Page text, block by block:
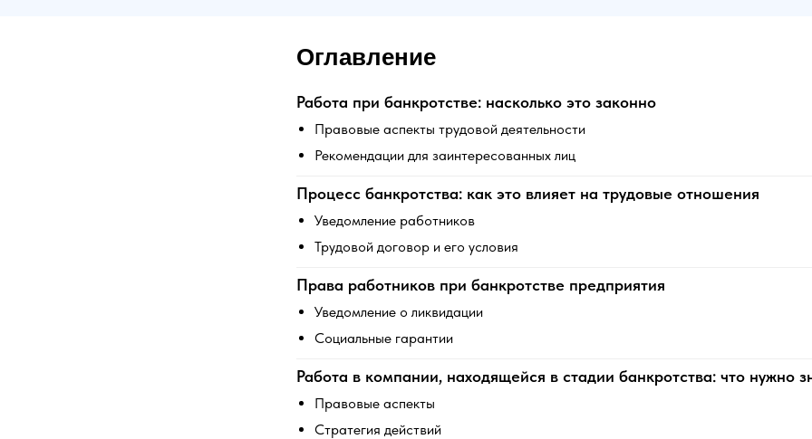
Оглавление
Работа при банкротстве: насколько это законно
Правовые аспекты трудовой деятельности
Рекомендации для заинтересованных лиц
Процесс банкротства: как это влияет на трудовые отношения
Уведомление работников
Трудовой договор и его условия
Права работников при банкротстве предприятия
Уведомление о ликвидации
Социальные гарантии
Работа в компании, находящейся в стадии банкротства: что нужно
Правовые аспекты
Стратегия действий